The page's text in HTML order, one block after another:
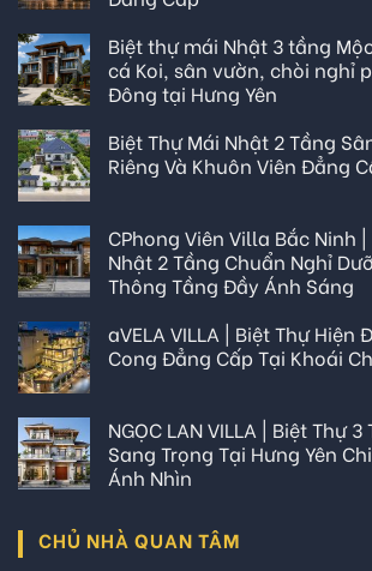
Biệt thự mái Nhật 3 tầng
cá Koi, sân vườn, chòi nghỉ
Đông tại Hưng Yên
Biệt Thự Mái Nhật 2 Tầng
Riêng Và Khuôn Viên Đẳng
CPhong Viên Villa Bắc Ninh
Nhật 2 Tầng Chuẩn Nghỉ
Thông Tầng Đầy Ánh Sáng
aVELA VILLA | Biệt Thự Hiện
Cong Đẳng Cấp Tại Khoái
NGỌC LAN VILLA | Biệt Thự
Sang Trọng Tại Hưng Yên
Ánh Nhìn
CHỦ NHÀ QUAN TÂM